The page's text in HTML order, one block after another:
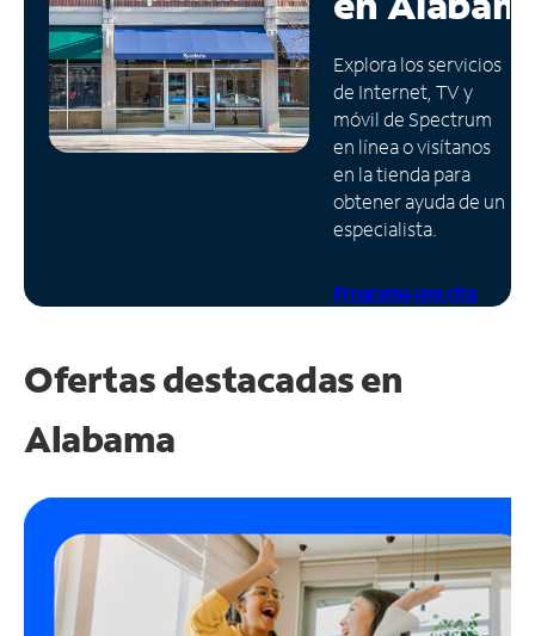
Administrar
cuenta
Encuentra
una
tienda
Explora los servicios
de Internet, TV y
móvil de Spectrum
en línea o visítanos
en la tienda para
obtener ayuda de un
especialista.
Programa una cita
Ofertas destacadas en
Alabama